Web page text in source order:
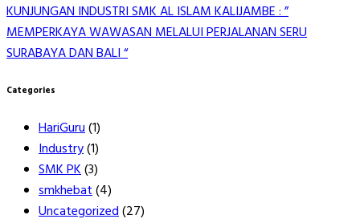
KUNJUNGAN INDUSTRI SMK AL ISLAM KALIJAMBE : ”
MEMPERKAYA WAWASAN MELALUI PERJALANAN SERU
SURABAYA DAN BALI “
Categories
HariGuru(1)
Industry(1)
SMK PK(3)
smkhebat(4)
Uncategorized(27)